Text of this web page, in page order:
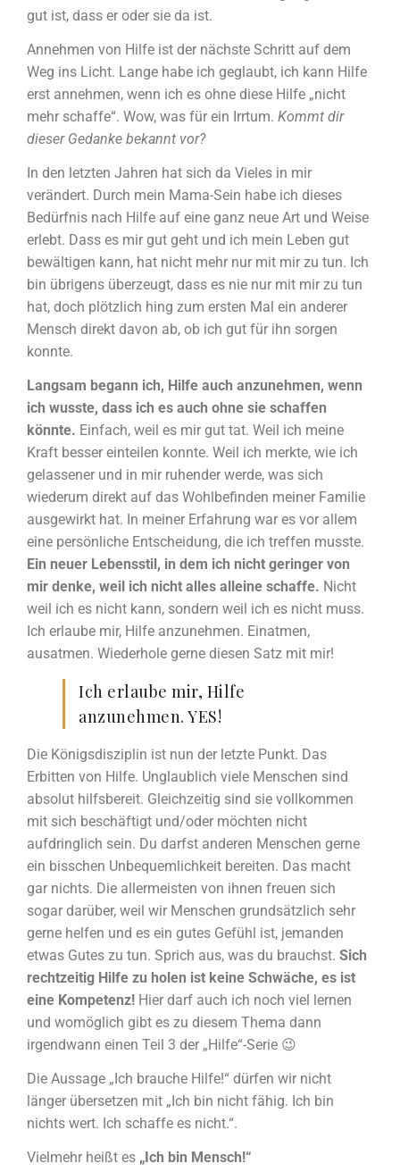
gut ist, dass er oder sie da ist.
Annehmen von Hilfe ist der nächste Schritt auf dem
Weg ins Licht. Lange habe ich geglaubt, ich kann Hilfe
erst annehmen, wenn ich es ohne diese Hilfe „nicht
mehr schaffe“. Wow, was für ein Irrtum. Kommt dir
dieser Gedanke bekannt vor?
In den letzten Jahren hat sich da Vieles in mir
verändert. Durch mein Mama-Sein habe ich dieses
Bedürfnis nach Hilfe auf eine ganz neue Art und Weise
erlebt. Dass es mir gut geht und ich mein Leben gut
bewältigen kann, hat nicht mehr nur mit mir zu tun. Ich
bin übrigens überzeugt, dass es nie nur mit mir zu tun
hat, doch plötzlich hing zum ersten Mal ein anderer
Mensch direkt davon ab, ob ich gut für ihn sorgen
konnte.
Langsam begann ich, Hilfe auch anzunehmen, wenn
ich wusste, dass ich es auch ohne sie schaffen
könnte. Einfach, weil es mir gut tat. Weil ich meine
Kraft besser einteilen konnte. Weil ich merkte, wie ich
gelassener und in mir ruhender werde, was sich
wiederum direkt auf das Wohlbefinden meiner Familie
ausgewirkt hat. In meiner Erfahrung war es vor allem
eine persönliche Entscheidung, die ich treffen musste.
Ein neuer Lebensstil, in dem ich nicht geringer von
mir denke, weil ich nicht alles alleine schaffe. Nicht
weil ich es nicht kann, sondern weil ich es nicht muss.
Ich erlaube mir, Hilfe anzunehmen. Einatmen,
ausatmen. Wiederhole gerne diesen Satz mit mir!
Ich erlaube mir, Hilfe
anzunehmen. YES!
Die Königsdisziplin ist nun der letzte Punkt. Das
Erbitten von Hilfe. Unglaublich viele Menschen sind
absolut hilfsbereit. Gleichzeitig sind sie vollkommen
mit sich beschäftigt und/oder möchten nicht
aufdringlich sein. Du darfst anderen Menschen gerne
ein bisschen Unbequemlichkeit bereiten. Das macht
gar nichts. Die allermeisten von ihnen freuen sich
sogar darüber, weil wir Menschen grundsätzlich sehr
gerne helfen und es ein gutes Gefühl ist, jemanden
etwas Gutes zu tun. Sprich aus, was du brauchst. Sich
rechtzeitig Hilfe zu holen ist keine Schwäche, es ist
eine Kompetenz! Hier darf auch ich noch viel lernen
und womöglich gibt es zu diesem Thema dann
irgendwann einen Teil 3 der „Hilfe“-Serie 😉
Die Aussage „Ich brauche Hilfe!“ dürfen wir nicht
länger übersetzen mit „Ich bin nicht fähig. Ich bin
nichts wert. Ich schaffe es nicht.“.
Vielmehr heißt es „Ich bin Mensch!“